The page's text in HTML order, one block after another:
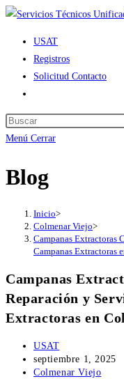
Ir
contenido
USAT
Registros
Solicitud Contacto
de
la
Menú Cerrar
Blog
Inicio>
Colmenar Viejo>
Campanas Extractoras
Campanas Extractoras
Campanas
Reparación y
Extractoras en
Autor
de
la
USAT
Publicación
de
septiembre 1, 2025
Categoría
Colmenar Viejo